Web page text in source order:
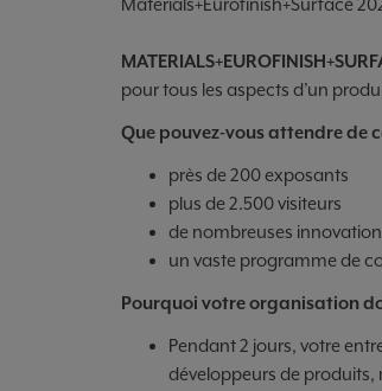
Materials+Eurofinish+Surface
pour tous les aspects d’un
Que pouvez-vous attendre de
près de 200 exposants
plus de 2.500 visiteurs
de nombreuses
un vaste programme de
Pourquoi votre organisation
Pendant 2 jours, votre
développeurs de produits,